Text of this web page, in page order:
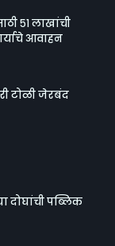
५१ लाखांची
आवाहन
टोळी जेरबंद
दोघांची पब्लिक